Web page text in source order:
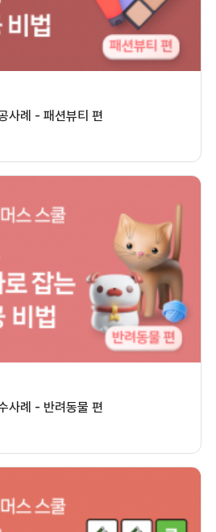
사례 - 패션뷰티 편
사례 - 반려동물 편